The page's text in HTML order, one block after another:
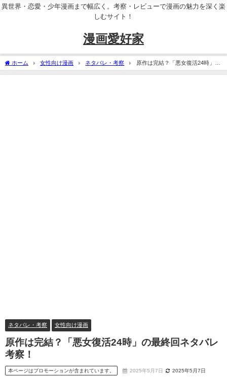
異世界・恋愛・少年漫画まで幅広く。考察・レビューで漫画の魅力を深く楽
しむサイト！
漫画愛好家
ホーム 女性向け漫画 ネタバレ・考察
原作は完結？「悪女復活24時」の
最終回ネタバレ考察！
ネタバレ・考察 女性向け漫画
原作は完結？「悪女復活24時」の最終回ネタバレ
考察！
本ページはプロモーションが含まれています。 2025年5月7日 2025年5月7日